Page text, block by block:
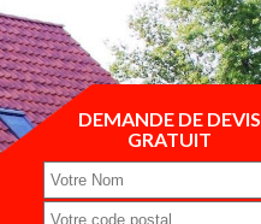
DEMANDE DE DEVIS
GRATUIT